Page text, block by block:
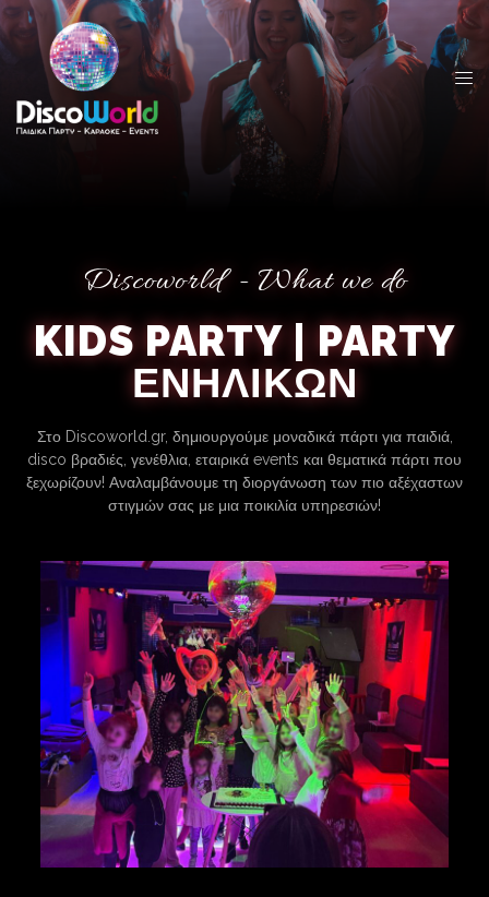
Discoworld - What we do
KIDS PARTY | PARTY
ΕΝΗΛΙΚΩΝ
Στο Discoworld.gr, δημιουργούμε μοναδικά πάρτι για παιδιά,
disco βραδιές, γενέθλια, εταιρικά events και θεματικά πάρτι που
ξεχωρίζουν! Αναλαμβάνουμε τη διοργάνωση των πιο αξέχαστων
στιγμών σας με μια ποικιλία υπηρεσιών!